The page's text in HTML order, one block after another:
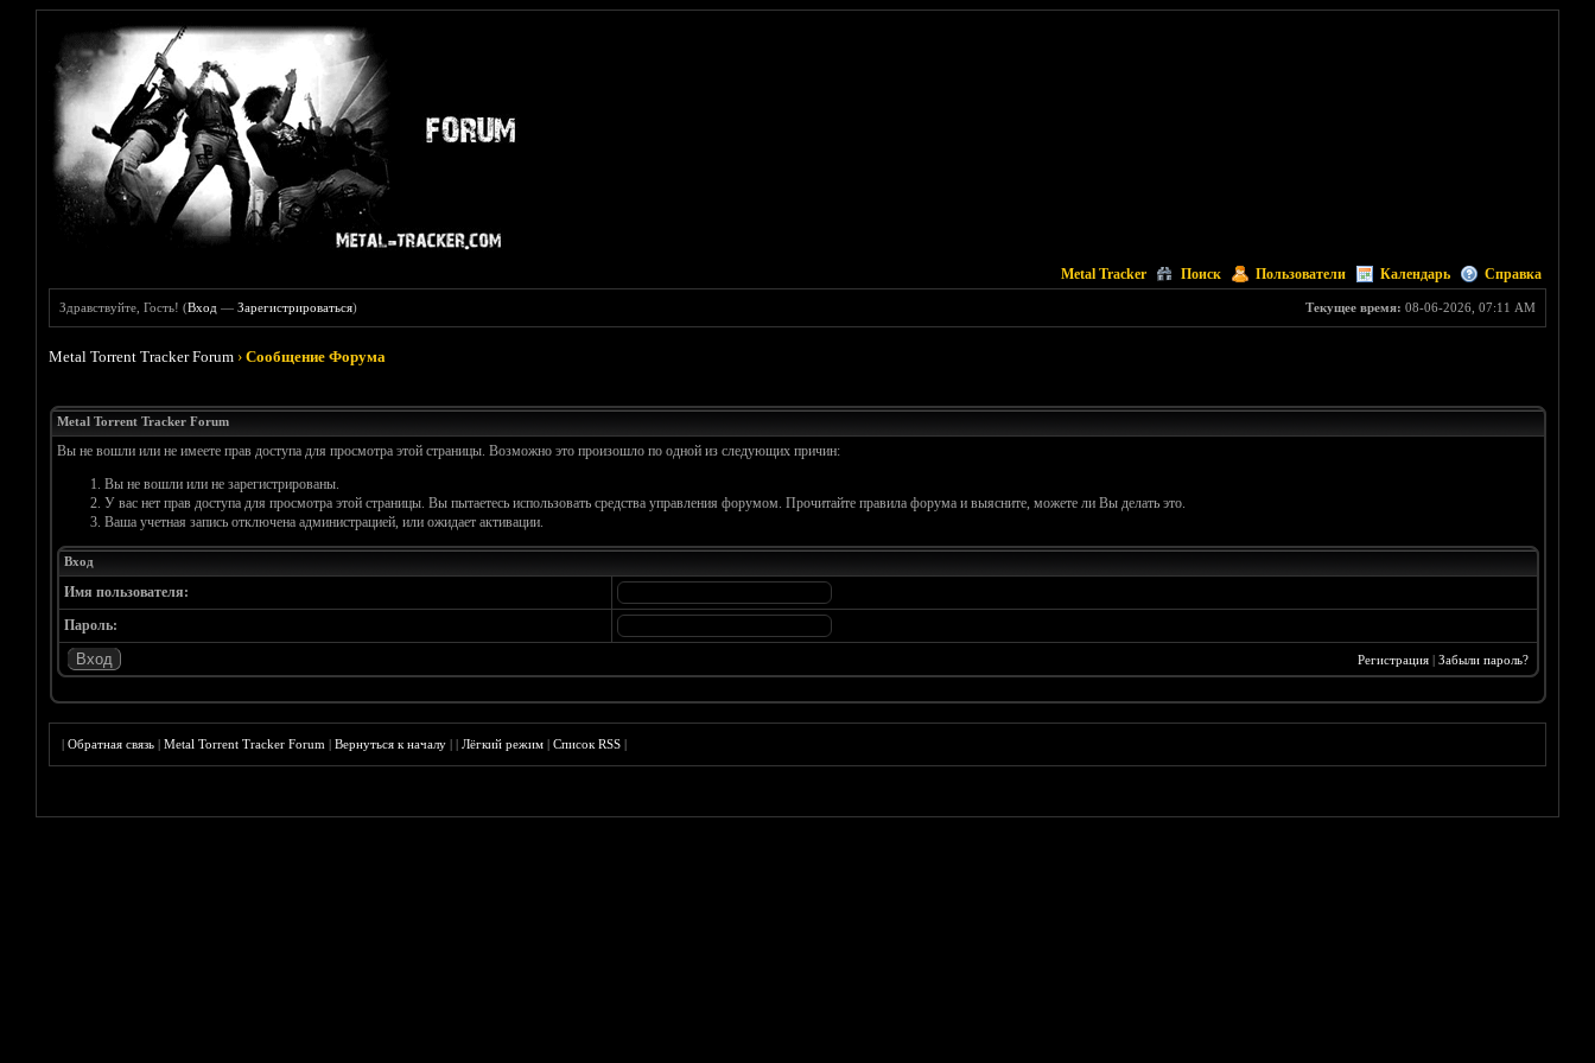
Metal Tracker Поиск Пользователи Календарь Справка
Текущее время: 08-06-2026, 07:11 AM
Здравствуйте, Гость! (Вход —Зарегистрироваться)
Metal Torrent Tracker Forum ›Сообщение Форума
Metal Torrent Tracker Forum
Вы не вошли или не имеете прав доступа для просмотра этой страницы. Возможно это произошло по одной из следующих причин:
Вы не вошли или не зарегистрированы.
У вас нет прав доступа для просмотра этой страницы. Вы пытаетесь использовать средства управления форумом. Прочитайте правила форума и выясните, можете ли Вы делать это.
Ваша учетная запись отключена администрацией, или ожидает активации.
Вход
Имя пользователя:
Пароль:
Регистрация| Забыли пароль?
|Обратная связь |Metal Torrent Tracker Forum |Вернуться к началу ||Лёгкий режим |Список RSS |